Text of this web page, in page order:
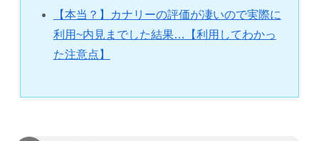
【本当？】カナリーの評価が凄いので実際に
利用~内見までした結果…【利用してわかっ
た注意点】